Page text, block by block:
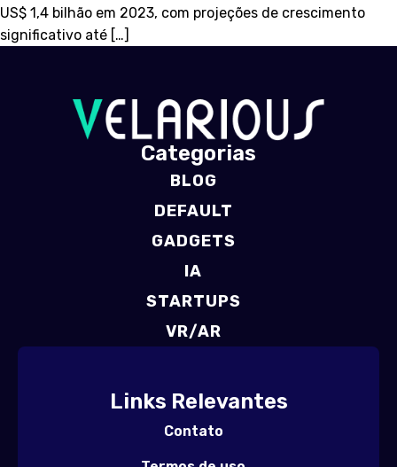
US$ 1,4 bilhão em 2023, com projeções de crescimento
significativo até […]
Categorias
BLOG
DEFAULT
GADGETS
IA
STARTUPS
VR/AR
Links Relevantes
Contato